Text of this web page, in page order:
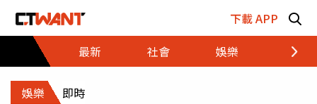
下載 APP
最新
社會 娛樂 財經
娛樂 即時